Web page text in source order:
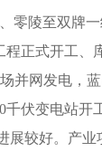
零陵至双牌
正式开工、
并网发电，
伏变电站开
展较好。产